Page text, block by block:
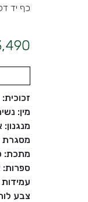
כף יד
₪
מין:
מנגנון:
מסגרת
מתכת:
ספרות:
עמידות
צבע